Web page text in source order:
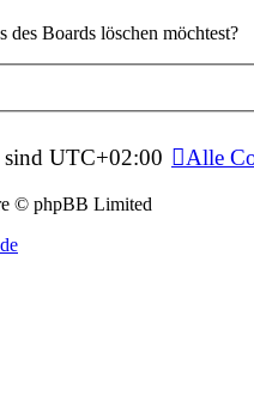
des Boards löschen möchtest?
UTC+02:00 Alle
© phpBB Limited